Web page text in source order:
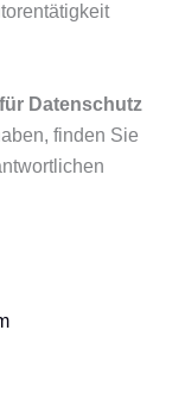
Datenschutz
finden Sie